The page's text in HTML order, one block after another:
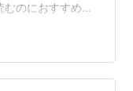
のにおすすめの
指定できないと
と 電子書籍を読む
華タブレットを紹